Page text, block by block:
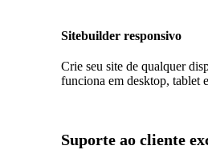
Sitebuilder responsivo
Crie seu site de qualquer
funciona em desktop, tablet
Suporte ao cliente